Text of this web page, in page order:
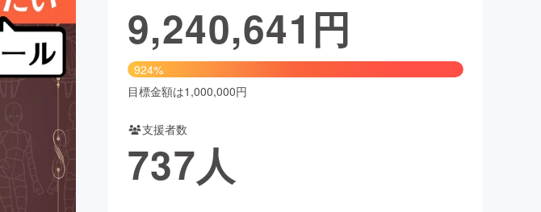
フード・飲食店 ファッション
アニメ・漫画
ビューティー・ヘルスケア
9,240,641 円
924%
目標金額は1,000,000円
支援者数
737人